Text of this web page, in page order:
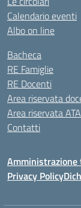
Calendario eventi
Albo on line
Bacheca
RE Famiglie
RE Docenti
Area riservata
Area riservata ATA
Contatti
Privacy Policy